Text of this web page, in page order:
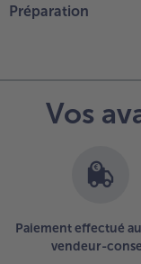
Préparation
Vos
Paiement effectué
vendeur-